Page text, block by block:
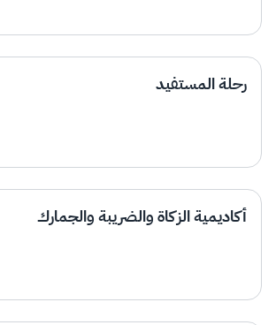
الإقرار الضريبي
التصرفات العقارية
رحلة المستفيد
أكاديمية الزكاة والضريبة والجمارك